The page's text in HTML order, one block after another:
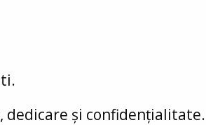
dedicare și confidențialitate.